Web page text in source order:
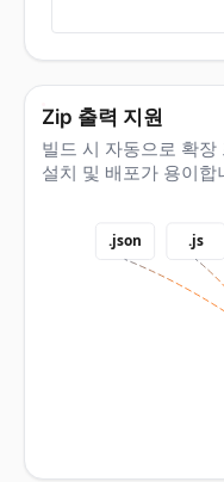
Zip 출력 지원
빌드 시 자동으로 확
설치 및 배포가 용이합
.json .js